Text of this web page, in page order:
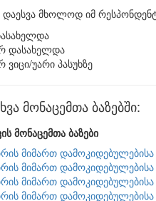
დაესვა მხოლოდ იმ
დასახელდა
ვიცი/უარი პასუხზე
მონაცემთა ბაზებში:
მონაცემთა ბაზები
მიმართ
მიმართ
მიმართ
მიმართ